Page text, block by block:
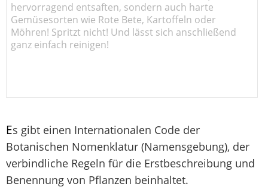
hervorragend entsaften, sondern auch harte
Gemüsesorten wie Rote Bete, Kartoffeln oder
Möhren! Spritzt nicht! Und lässt sich anschließend
ganz einfach reinigen!
Es gibt einen Internationalen Code der
Botanischen Nomenklatur (Namensgebung), der
verbindliche Regeln für die Erstbeschreibung und
Benennung von Pflanzen beinhaltet.